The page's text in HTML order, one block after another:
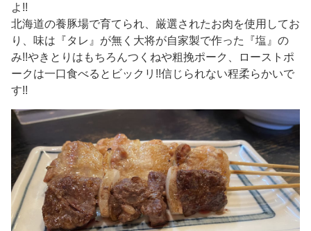
よ!!
北海道の養豚場で育てられ、厳選されたお肉を使用してお
り、味は『タレ』が無く大将が自家製で作った『塩』の
み!!やきとりはもちろんつくねや粗挽ポーク、ローストポ
ークは一口食べるとビックリ!!信じられない程柔らかいで
す!!